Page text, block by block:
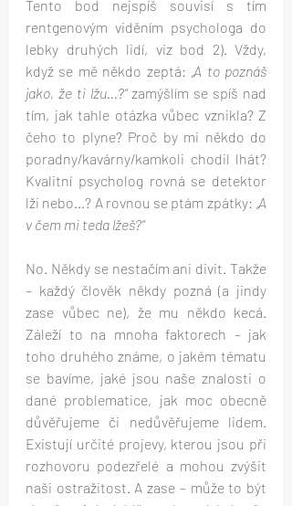
Tento bod nejspíš souvisí s tím
rentgenovým viděním psychologa do
lebky druhých lidí, viz bod 2). Vždy,
když se mě někdo zeptá: „A to poznáš
jako, že ti lžu…?“ zamýšlím se spíš nad
tím, jak tahle otázka vůbec vznikla? Z
čeho to plyne? Proč by mi někdo do
poradny/kavárny/kamkoli chodil lhát?
Kvalitní psycholog rovná se detektor
lži nebo...? A rovnou se ptám zpátky: „A
v čem mi teda lžeš?“
No. Někdy se nestačím ani divit. Takže
– každý člověk někdy pozná (a jindy
zase vůbec ne), že mu někdo kecá.
Záleží to na mnoha faktorech – jak
toho druhého známe, o jakém tématu
se bavíme, jaké jsou naše znalosti o
dané problematice, jak moc obecně
důvěřujeme či nedůvěřujeme lidem.
Existují určité projevy, kterou jsou při
rozhovoru podezřelé a mohou zvýšit
naši ostražitost. A zase – může to být